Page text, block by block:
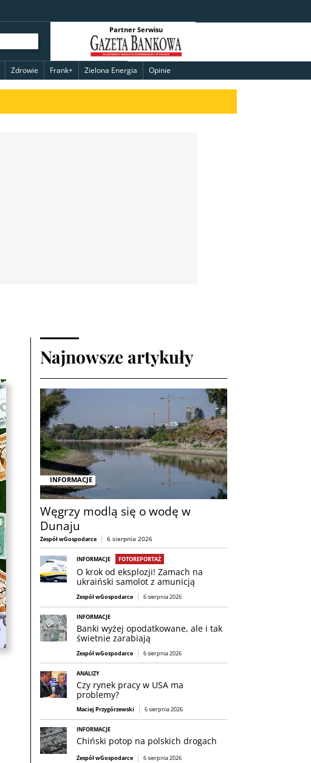
Partner Serwisu
Zdrowie Frank+ Zielona Energia Opinie
Najnowsze artykuły
INFORMACJE
Węgrzy modlą się o wodę w
Dunaju
Zespół wGospodarce 6 sierpnia 2026
INFORMACJE FOTOREPORTAŻ
O krok od eksplozji! Zamach na
ukraiński samolot z amunicją
Zespół wGospodarce 6 sierpnia 2026
INFORMACJE
Banki wyżej opodatkowane, ale i tak
świetnie zarabiają
Zespół wGospodarce 6 sierpnia 2026
ANALIZY
Czy rynek pracy w USA ma
problemy?
Maciej Przygórzewski 6 sierpnia 2026
INFORMACJE
Chiński potop na polskich drogach
Zespół wGospodarce 6 sierpnia 2026